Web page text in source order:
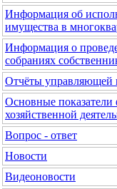
Информация об
имущества в
Информация о
собраниях
Отчёты управляющей
Основные показатели
хозяйственной
Вопрос - ответ
Новости
Видеоновости